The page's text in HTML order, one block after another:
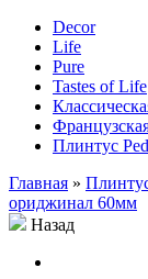
Decor
Life
Pure
Tastes of Life
Плинтус
Главная »
ориджинал 60мм
Назад